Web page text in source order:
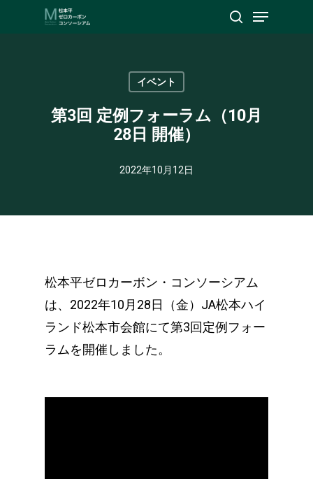
Menu
イベント
第3回 定例フォーラム（10月
28日 開催）
2022年10月12日
松本平ゼロカーボン・コンソーシアム
は、2022年10月28日（金）JA松本ハイ
ランド松本市会館にて第3回定例フォー
ラムを開催しました。